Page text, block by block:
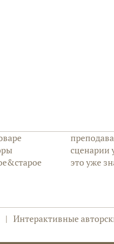
сценарии
это уже
| Интерактивные